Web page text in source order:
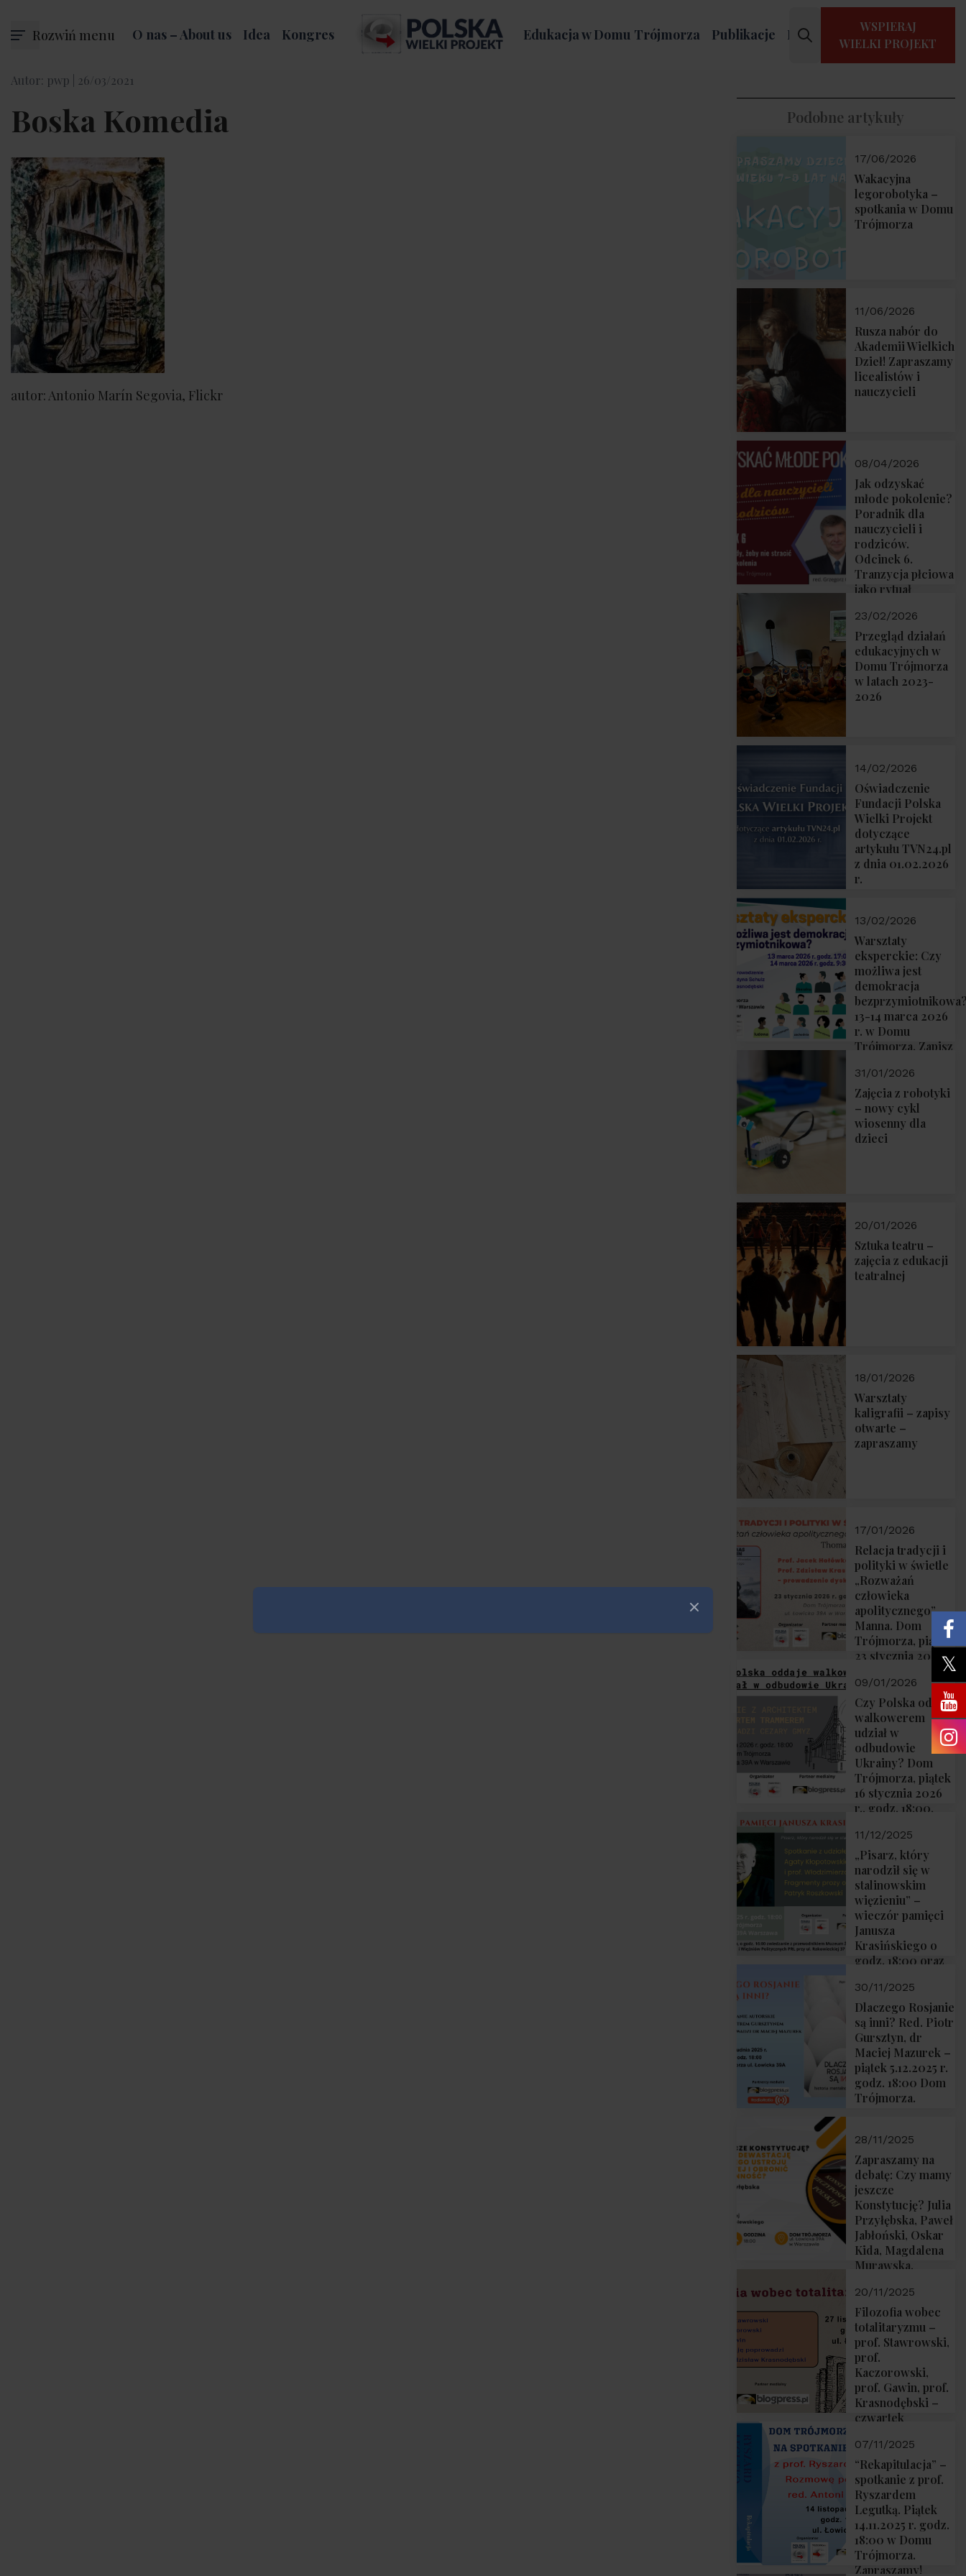
Rozwiń menu O nas – About us Idea Kongres Edukacja w Domu Trójmorza Publikacje Kontakt
WSPIERAJ
WIELKI PROJEKT
Autor: pwp | 26/03/2021
Boska Komedia
autor: Antonio Marín Segovia, Flickr
Podobne artykuły
17/06/2026
Wakacyjna
legorobotyka –
spotkania w Domu
Trójmorza
11/06/2026
Rusza nabór do
Akademii Wielkich
Dzieł! Zapraszamy
licealistów i
nauczycieli
08/04/2026
Jak odzyskać
młode pokolenie?
Poradnik dla
nauczycieli i
rodziców.
Odcinek 6.
Tranzycja płciowa
jako rytuał
Rozmawiają red.
Grzegorz Górny i
prof. Michał
Łuczewski
23/02/2026
Przegląd działań
edukacyjnych w
Domu Trójmorza
w latach 2023-
2026
14/02/2026
Oświadczenie
Fundacji Polska
Wielki Projekt
dotyczące
artykułu TVN24.pl
z dnia 01.02.2026
r.
13/02/2026
Warsztaty
eksperckie: Czy
możliwa jest
demokracja
13-14 marca 2026
r. w Domu
Trójmorza. Zapisz
31/01/2026
Zajęcia z robotyki
– nowy cykl
wiosenny dla
dzieci
20/01/2026
Sztuka teatru –
zajęcia z edukacji
teatralnej
18/01/2026
Warsztaty
kaligrafii – zapisy
otwarte –
zapraszamy
17/01/2026
Relacja tradycji i
polityki w świetle
„Rozważań
człowieka
apolitycznego”
Manna. Dom
Trójmorza, piątek
23 stycznia 2026
Zapraszamy!
09/01/2026
Czy Polska oddaje
walkowerem
udział w
odbudowie
Ukrainy? Dom
Trójmorza, piątek
16 stycznia 2026
r., godz. 18:00.
11/12/2025
„Pisarz, który
narodził się w
stalinowskim
więzieniu” –
wieczór pamięci
Janusza
Krasińskiego o
godz. 18:00 oraz
Muzeum
Żołnierzy
Wyklętych i
Więźniów
Politycznych PRL
o godz. 16:00 – 19
grudnia 2025 r.
30/11/2025
Dlaczego Rosjanie
są inni? Red. Piotr
Gursztyn, dr
Maciej Mazurek –
piątek 5.12.2025 r.
godz. 18:00 Dom
Trójmorza.
28/11/2025
Zapraszamy na
debatę: Czy mamy
jeszcze
Konstytucję? Julia
Przyłębska, Paweł
Jabłoński, Oskar
Kida, Magdalena
Murawska,
Sobolewski – 4
grudnia 2025 r.
godz. 18:00.
20/11/2025
Filozofia wobec
totalitaryzmu –
prof. Stawrowski,
prof.
Kaczorowski,
prof. Gawin, prof.
Krasnodębski –
czwartek
18:00
07/11/2025
“Rekapitulacja” –
spotkanie z prof.
Ryszardem
Legutką. Piątek
14.11.2025 r. godz.
18:00 w Domu
Trójmorza.
Zapraszamy!
Zamknij